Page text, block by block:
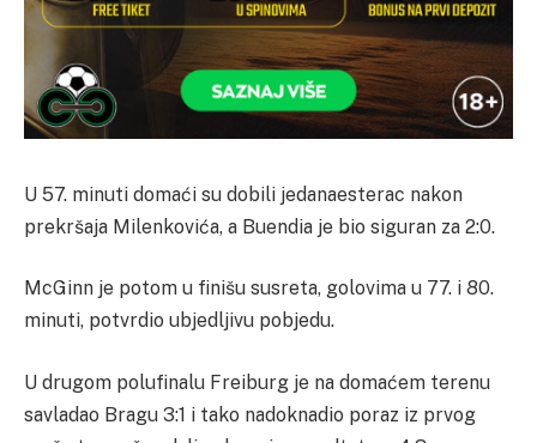
U 57. minuti domaći su dobili jedanaesterac nakon
prekršaja Milenkovića, a Buendia je bio siguran za 2:0.
McGinn je potom u finišu susreta, golovima u 77. i 80.
minuti, potvrdio ubjedljivu pobjedu.
U drugom polufinalu Freiburg je na domaćem terenu
savladao Bragu 3:1 i tako nadoknadio poraz iz prvog